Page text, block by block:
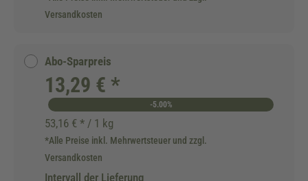
Versandkosten
Abo-Sparpreis
13,29 € *
-5.00%
53,16 € * / 1 kg
*Alle Preise inkl. Mehrwertsteuer und zzgl.
Versandkosten
Intervall der Lieferung